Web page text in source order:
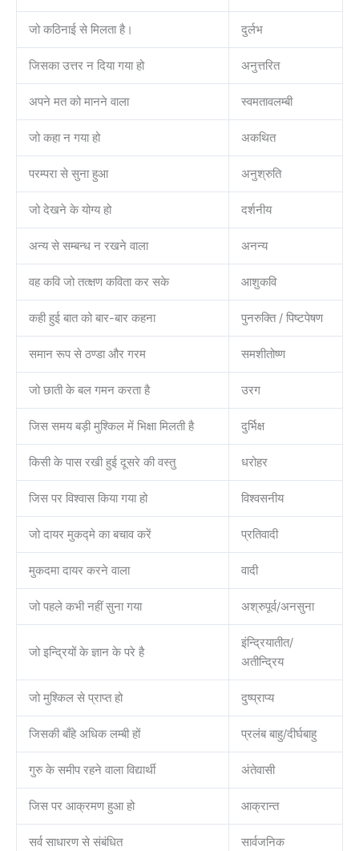
जो कठिनाई से मिलता है। दुर्लभ
जिसका उत्तर न दिया गया हो अनुत्तरित
अपने मत को मानने वाला स्वमतावलम्बी
जो कहा न गया हो अकथित
परम्परा से सुना हुआ अनुश्रुति
जो देखने के योग्य हो दर्शनीय
अन्य से सम्बन्ध न रखने वाला अनन्य
वह कवि जो तत्क्षण कविता कर सके आशुकवि
कही हुई बात को बार-बार कहना पुनरुक्ति / पिष्टपेषण
समान रूप से ठण्डा और गरम समशीतोष्ण
जो छाती के बल गमन करता है उरग
जिस समय बड़ी मुश्किल में भिक्षा मिलती है दुर्भिक्ष
किसी के पास रखी हुई दूसरे की वस्तु धरोहर
जिस पर विश्वास किया गया हो विश्वसनीय
जो दायर मुकद्मे का बचाव करें प्रतिवादी
मुकदमा दायर करने वाला वादी
जो पहले कभी नहीं सुना गया अश्रुपूर्व/अनसुना
जो इन्द्रियों के ज्ञान के परे है
इंन्द्रियातीत/
अतीन्द्रिय
जो मुश्किल से प्राप्त हो दुष्प्राप्य
जिसकी बाँहे अधिक लम्बी हों प्रलंब बाहु/दीर्घबाहु
गुरु के समीप रहने वाला विद्यार्थी अंतेवासी
जिस पर आक्रमण हुआ हो आक्रान्त
सर्व साधारण से संबंधित सार्वजनिक